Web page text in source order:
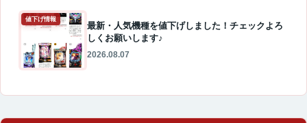
値下げ情報
最新・人気機種を値下げしました！チェックよろ
しくお願いします♪
2026.08.07